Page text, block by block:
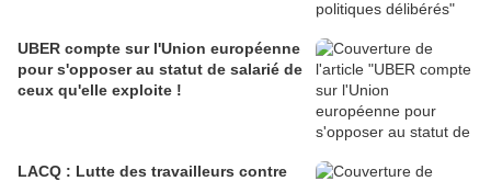
UBER compte sur l'Union européenne
pour s'opposer au statut de salarié de
ceux qu'elle exploite !
LACQ : Lutte des travailleurs contre